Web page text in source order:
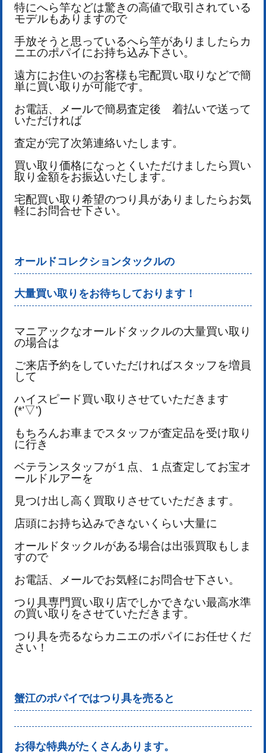
特にへら竿などは驚きの高値で取引されている
モデルもありますので
手放そうと思っているへら竿がありましたらカ
ニエのポパイにお持ち込み下さい。
遠方にお住いのお客様も宅配買い取りなどで簡
単に買い取りが可能です。
お電話、メールで簡易査定後 着払いで送って
いただければ
査定が完了次第連絡いたします。
買い取り価格になっとくいただけましたら買い
取り金額をお振込いたします。
宅配買い取り希望のつり具がありましたらお気
軽にお問合せ下さい。
オールドコレクションタックルの
大量買い取りをお待ちしております！
マニアックなオールドタックルの大量買い取り
の場合は
ご来店予約をしていただければスタッフを増員
して
ハイスピード買い取りさせていただきます
(*’▽’)
もちろんお車までスタッフが査定品を受け取り
に行き
ベテランスタッフが１点、１点査定してお宝オ
ールドルアーを
見つけ出し高く買取りさせていただきます。
店頭にお持ち込みできないくらい大量に
オールドタックルがある場合は出張買取もしま
すので
お電話、メールでお気軽にお問合せ下さい。
つり具専門買い取り店でしかできない最高水準
の買い取りをさせていただきます。
つり具を売るならカニエのポパイにお任せくだ
さい！
蟹江のポパイではつり具を売ると
お得な特典がたくさんあります。